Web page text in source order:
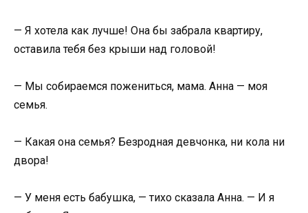
— Я хотела как лучше! Она бы забрала квартиру,
оставила тебя без крыши над головой!
— Мы собираемся пожениться, мама. Анна — моя
семья.
— Какая она семья? Безродная девчонка, ни кола ни
двора!
— У меня есть бабушка, — тихо сказала Анна. — И я